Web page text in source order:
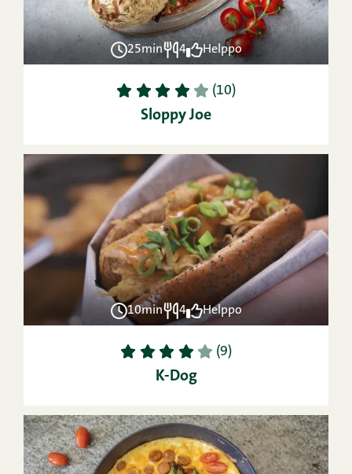
25min 4 Helppo
1 2 3 4 5 (10)
Sloppy Joe
10min 4 Helppo
1 2 3 4 5 (9)
K-Dog